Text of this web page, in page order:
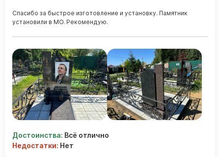
Скульптуры, барельефы и бюсты из бронзы
Колумбарий
Недорогие памятники
Памятники с фотокерамикой
Памятники животным
Памятники младенцу
Памятники двойные
Памятники женщине
Достоинства: Всё отлично
Недостатки: Нет
Спасибо за быстрое изготовление и установку. Памятник
установили в МО. Рекомендую.